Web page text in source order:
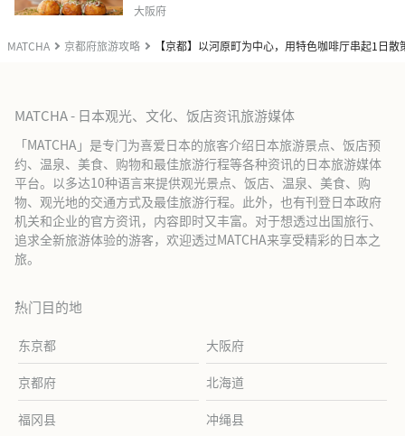
MATCHA 京都府旅游攻略 【京都】以河原町为中心，用特色咖啡厅串起1日散
大阪府
MATCHA - 日本观光、文化、饭店资讯旅游媒体
「MATCHA」是专门为喜爱日本的旅客介绍日本旅游景点、饭店预
约、温泉、美食、购物和最佳旅游行程等各种资讯的日本旅游媒体
平台。以多达10种语言来提供观光景点、饭店、温泉、美食、购
物、观光地的交通方式及最佳旅游行程。此外，也有刊登日本政府
机关和企业的官方资讯，内容即时又丰富。对于想透过出国旅行、
追求全新旅游体验的游客，欢迎透过MATCHA来享受精彩的日本之
旅。
热门目的地
东京都 大阪府
京都府 北海道
福冈县 冲绳县